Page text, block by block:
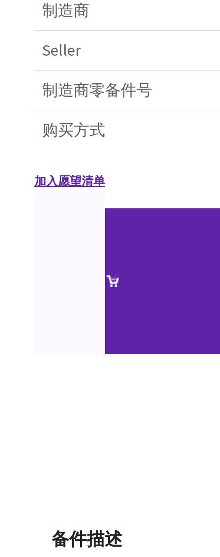
制造商
Seller
制造商零备件号
购买方式
加入愿望清单
备件描述